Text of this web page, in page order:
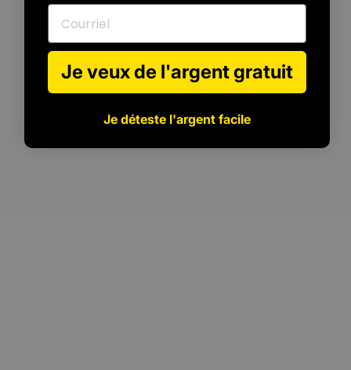
Pour tous niveaux
Courriel
Je veux de l'argent gratuit
Je déteste l'argent facile